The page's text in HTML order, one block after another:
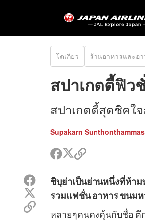
โตเกียว ร้านอาหารและอา
สปาเกตตี้ฟิว
สปาเกตตี้สุดชิคใ
Supakarn Sunthonthammas
แชร์
บุค
แชร์
ใน
ต
เตอร์
คัด
ไป
แชร์
แชร์
บุค
ใน
คัด
ชิบุย่าเป็นย่านหนึ่งที่ห้าม
รวมแฟชั่น อาหาร ขนม
หลายๆคนคงคุ้นกับชื่อ ตึ